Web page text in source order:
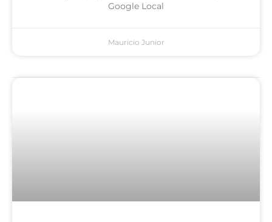
Google Local
Mauricio Junior